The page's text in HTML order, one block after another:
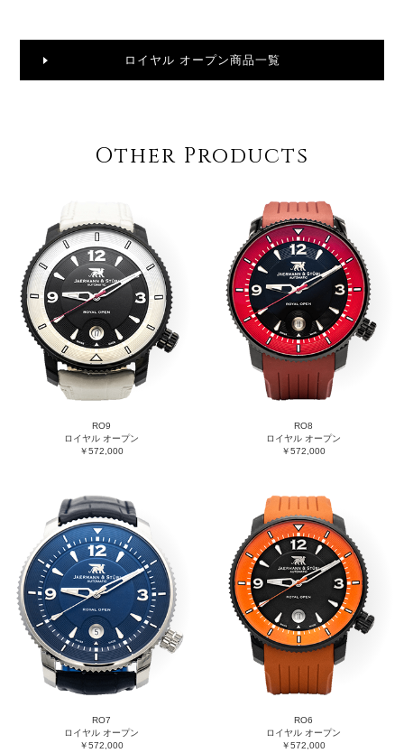
ロイヤル オープン商品一覧
Other Products
RO9
ロイヤル オープン
￥572,000
RO8
ロイヤル オープン
￥572,000
RO7
ロイヤル オープン
￥572,000
RO6
ロイヤル オープン
￥572,000